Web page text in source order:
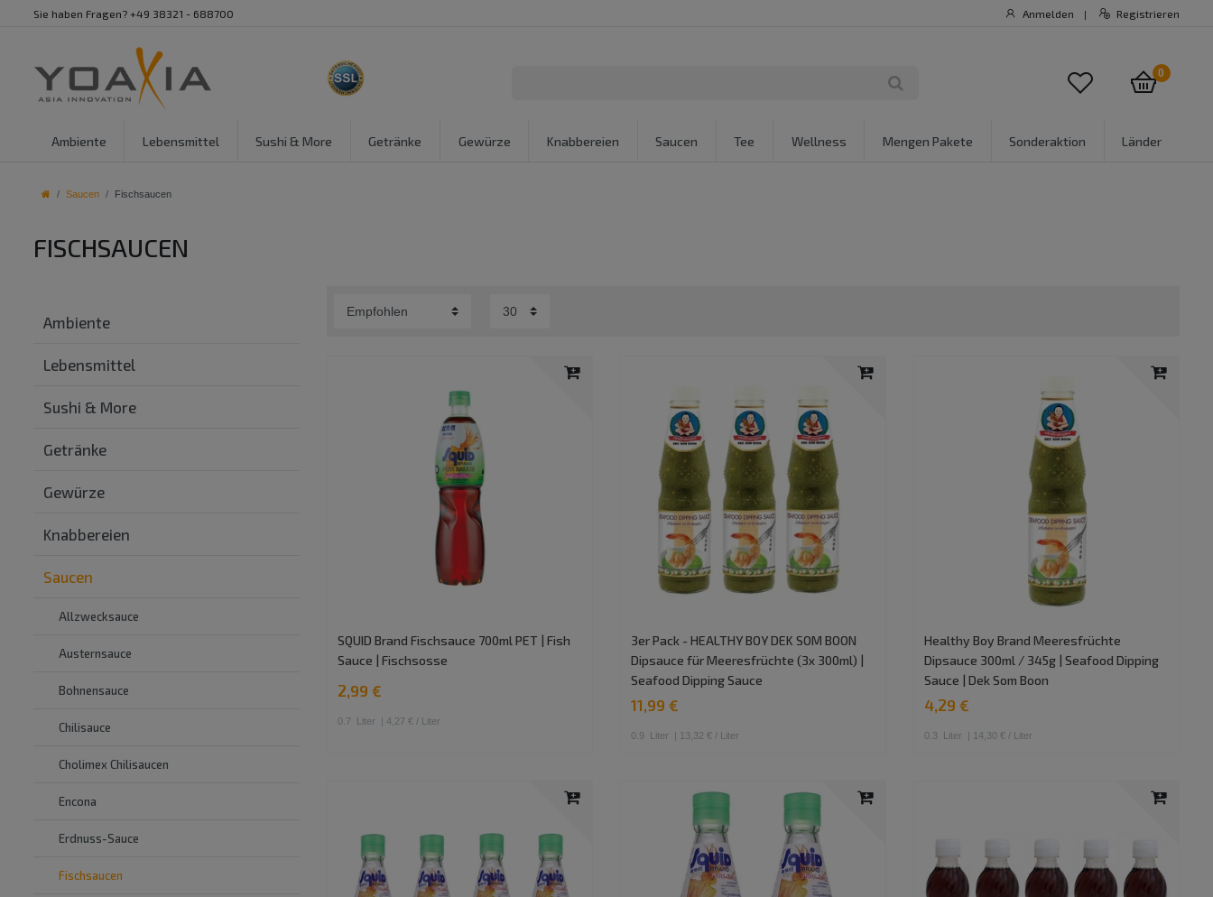
Sie haben Fragen? +49 38321 - 688700 Anmelden | Registrieren
0
Ambiente Lebensmittel Sushi & More Getränke Gewürze Knabbereien Saucen Tee Wellness Mengen Pakete Sonderaktion Länder
Saucen Fischsaucen
FISCHSAUCEN
Ambiente
Lebensmittel
Sushi & More
Getränke
Gewürze
Knabbereien
Saucen
Allzwecksauce
Austernsauce
Bohnensauce
Chilisauce
Cholimex Chilisaucen
Encona
Erdnuss-Sauce
Fischsaucen
SQUID Brand Fischsauce 700ml PET | Fish
Sauce | Fischsosse
2,99 €
0.7 Liter | 4,27 € / Liter
3er Pack - HEALTHY BOY DEK SOM BOON
Dipsauce für Meeresfrüchte (3x 300ml) |
Seafood Dipping Sauce
11,99 €
0.9 Liter | 13,32 € / Liter
Healthy Boy Brand Meeresfrüchte
Dipsauce 300ml / 345g | Seafood Dipping
Sauce | Dek Som Boon
4,29 €
0.3 Liter | 14,30 € / Liter